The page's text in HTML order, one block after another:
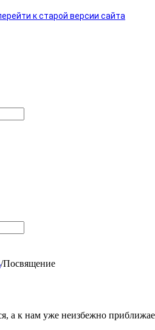
к старой версии сайта
/Посвящение
а к нам уже неизбежно